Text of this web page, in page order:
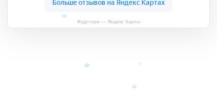
Фудстори — Яндекс Карты
*